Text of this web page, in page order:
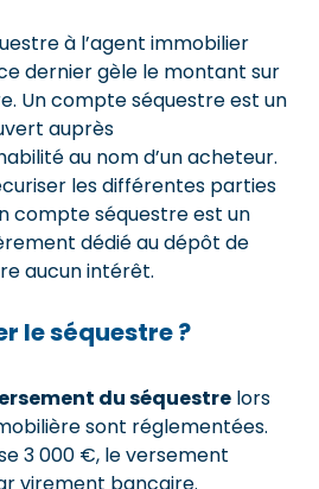
à l’agent immobilier
dernier gèle le montant sur
Un compte séquestre est un
auprès
au nom d’un acheteur.
les différentes parties
compte séquestre est un
dédié au dépôt de
aucun intérêt.
le séquestre ?
du séquestre lors
sont réglementées.
3 000 €, le versement
virement bancaire.